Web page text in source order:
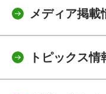
メディア掲載
トピックス情